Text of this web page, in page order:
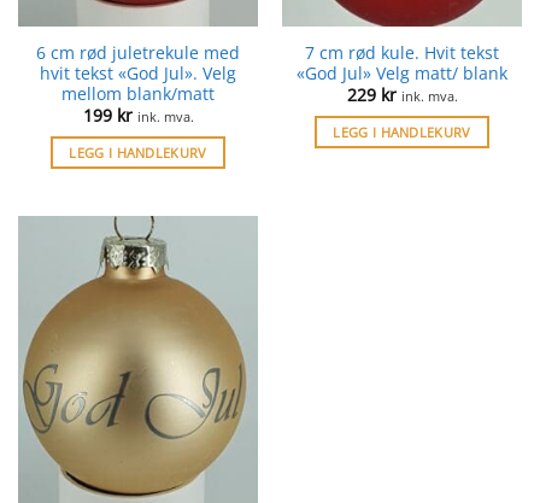
6 cm rød juletrekule med
hvit tekst «God Jul». Velg
mellom blank/matt
199 kr ink. mva.
LEGG I HANDLEKURV
7 cm rød kule. Hvit tekst
«God Jul» Velg matt/ blank
229 kr ink. mva.
LEGG I HANDLEKURV